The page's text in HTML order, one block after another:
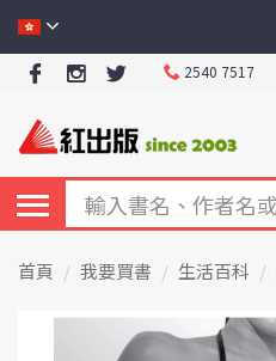
2540 7517
首頁 我要買書 生活百科